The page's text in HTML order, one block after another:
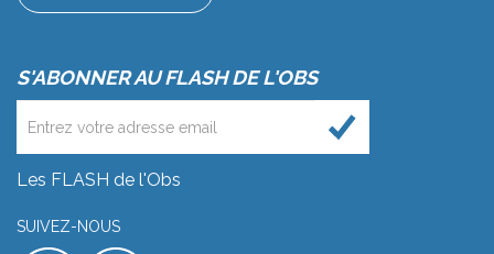
S'ABONNER AU FLASH DE L'OBS
Les FLASH de l'Obs
SUIVEZ-NOUS